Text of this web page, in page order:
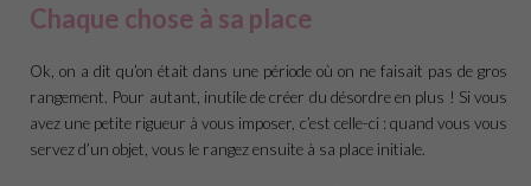
Chaque chose à sa place
Ok, on a dit qu’on était dans une période où on ne faisait pas de gros
rangement. Pour autant, inutile de créer du désordre en plus ! Si vous
avez une petite rigueur à vous imposer, c’est celle-ci : quand vous vous
servez d’un objet, vous le rangez ensuite à sa place initiale.